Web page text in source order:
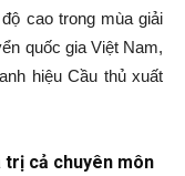
cao trong mùa giải
quốc gia Việt Nam,
hiệu Cầu thủ xuất
trị cả chuyên môn